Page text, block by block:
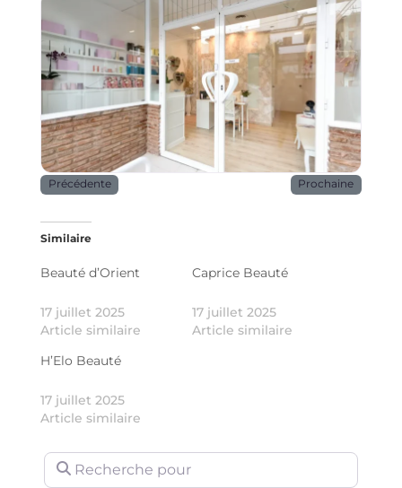
Précédente Prochaine
Similaire
Beauté d’Orient
17 juillet 2025
Article similaire
Caprice Beauté
17 juillet 2025
Article similaire
H’Elo Beauté
17 juillet 2025
Article similaire
Recherche pour